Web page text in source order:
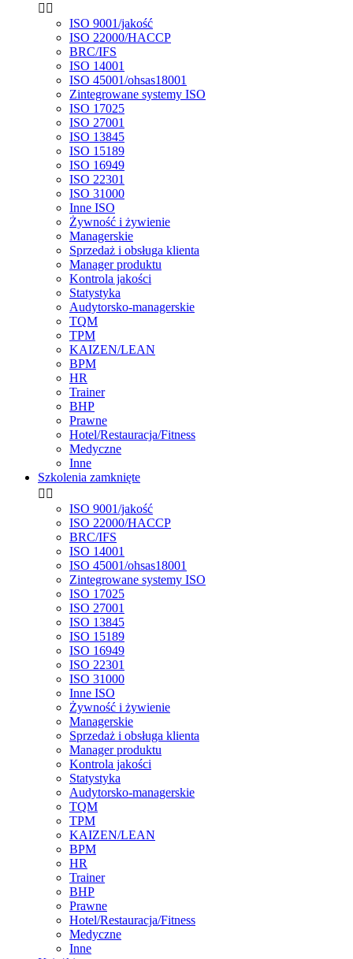
 
ISO 9001/jakość
ISO 22000/HACCP
BRC/IFS
ISO 14001
ISO 45001/ohsas18001
Zintegrowane systemy ISO
ISO 17025
ISO 27001
ISO 13845
ISO 15189
ISO 16949
ISO 22301
ISO 31000
Inne ISO
Żywność i żywienie
Managerskie
Sprzedaż i obsługa klienta
Manager produktu
Kontrola jakości
Statystyka
Audytorsko-managerskie
TQM
TPM
KAIZEN/LEAN
BPM
HR
Trainer
BHP
Prawne
Hotel/Restauracja/Fitness
Medyczne
Inne
Szkolenia zamknięte
 
ISO 9001/jakość
ISO 22000/HACCP
BRC/IFS
ISO 14001
ISO 45001/ohsas18001
Zintegrowane systemy ISO
ISO 17025
ISO 27001
ISO 13845
ISO 15189
ISO 16949
ISO 22301
ISO 31000
Inne ISO
Żywność i żywienie
Managerskie
Sprzedaż i obsługa klienta
Manager produktu
Kontrola jakości
Statystyka
Audytorsko-managerskie
TQM
TPM
KAIZEN/LEAN
BPM
HR
Trainer
BHP
Prawne
Hotel/Restauracja/Fitness
Medyczne
Inne